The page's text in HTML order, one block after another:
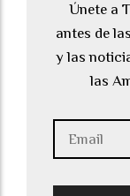
Únete a
antes de
y las
las